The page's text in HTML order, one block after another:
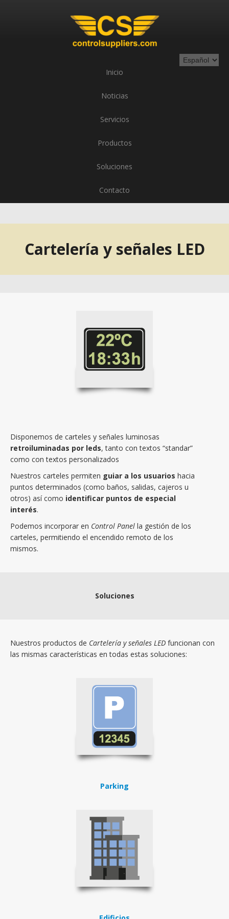
Inicio
Noticias
Servicios
Productos
Soluciones
Contacto
Cartelería y señales LED
Disponemos de carteles y señales luminosas
retroiluminadas por leds, tanto con textos “standar”
como con textos personalizados
Nuestros carteles permiten guiar a los usuarios hacia
puntos determinados (como baños, salidas, cajeros u
otros) así como identificar puntos de especial
interés.
Podemos incorporar en Control Panel la gestión de los
carteles, permitiendo el encendido remoto de los
mismos.
Soluciones
Nuestros productos de Cartelería y señales LED funcionan con
las mismas características en todas estas soluciones:
Parking